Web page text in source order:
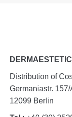
Distribution of
Germaniastr. 157/
12099 Berlin